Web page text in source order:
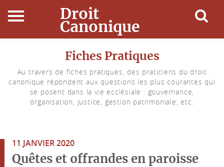
Droit
Canonique
Droit Canonique
Ressources
Connexion
Fiches Pratiques
Au travers de fiches pratiques, des praticiens du droit
canonique répondent aux questions les plus courantes qui
se posent dans la vie ecclésiale : gouvernance,
organisation, justice, gestion patrimoniale, etc.
11 JANVIER 2020
Quêtes et offrandes en paroisse